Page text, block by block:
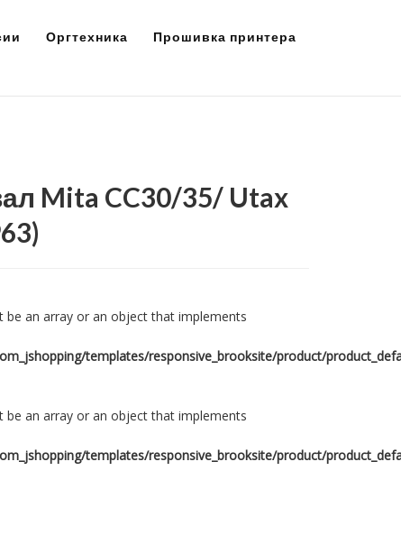
Оргтехника Прошивка принтера
Mita CC30/35/ Utax
)
be an array or an object that implements
templates/responsive_brooksite/product/
be an array or an object that implements
templates/responsive_brooksite/product/